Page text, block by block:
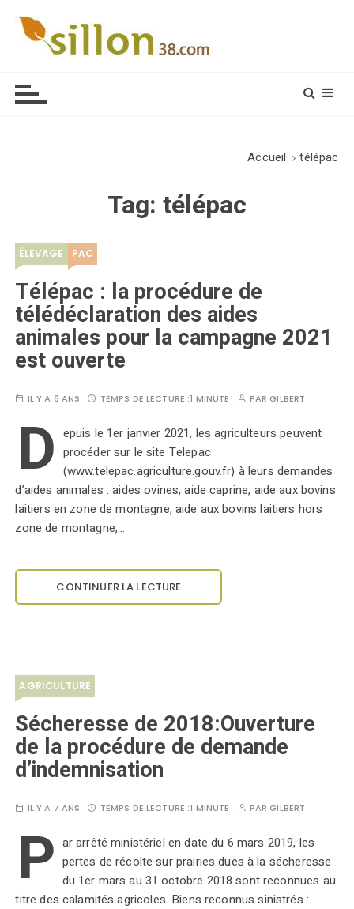
Accueil télépac
Tag: télépac
ÉLEVAGE PAC
Télépac : la procédure de
télédéclaration des aides
animales pour la campagne 2021
est ouverte
IL Y A 6 ANS TEMPS DE LECTURE :1 MINUTE PARGILBERT
D epuis le 1er janvier 2021, les agriculteurs peuvent
procéder sur le site Telepac
(www.telepac.agriculture.gouv.fr) à leurs demandes
d’aides animales : aides ovines, aide caprine, aide aux bovins
laitiers en zone de montagne, aide aux bovins laitiers hors
zone de montagne,…
CONTINUER LA LECTURE
AGRICULTURE
Sécheresse de 2018:Ouverture
de la procédure de demande
d’indemnisation
IL Y A 7 ANS TEMPS DE LECTURE :1 MINUTE PARGILBERT
P ar arrêté ministériel en date du 6 mars 2019, les
pertes de récolte sur prairies dues à la sécheresse
du 1er mars au 31 octobre 2018 sont reconnues au
titre des calamités agricoles. Biens reconnus sinistrés :